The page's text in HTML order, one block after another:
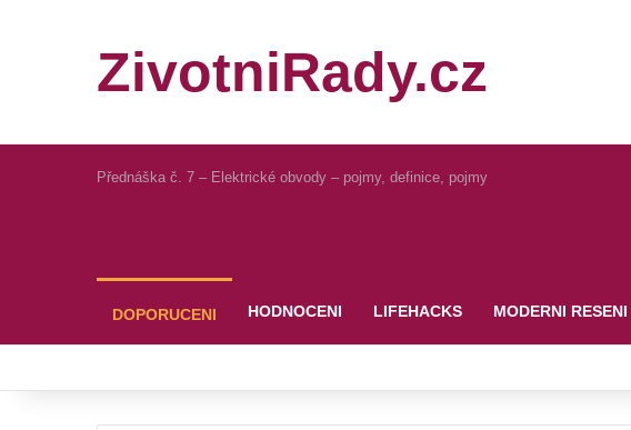
ZivotniRady.cz
Přednáška č. 7 – Elektrické obvody – pojmy, definice, pojmy
DOPORUCENI HODNOCENI LIFEHACKS MODERNI RESENI